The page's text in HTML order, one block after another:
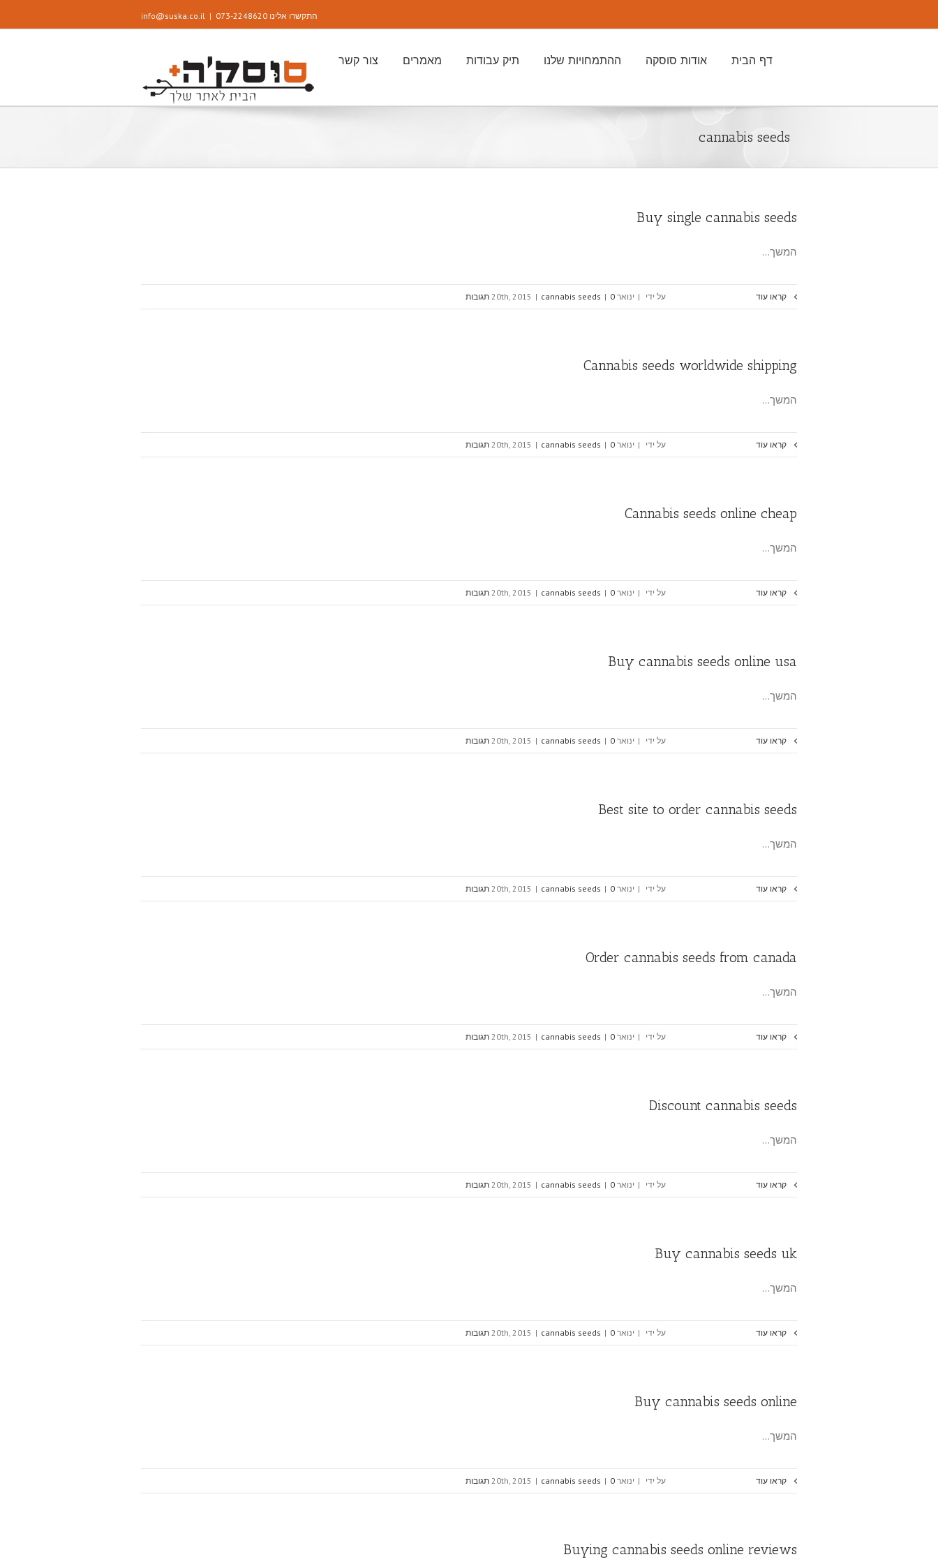
התקשרו אלינו 073-2248620 |
info@suska.co.il
דף הבית אודות סוסקה ההתמחויות שלנו תיק עבודות מאמרים צור קשר
cannabis seeds
Buy single cannabis seeds
המשך…
על ידי | ינואר 20th, 2015 | cannabis seeds | 0 תגובות קראו עוד
Cannabis seeds worldwide shipping
המשך…
על ידי | ינואר 20th, 2015 | cannabis seeds | 0 תגובות קראו עוד
Cannabis seeds online cheap
המשך…
על ידי | ינואר 20th, 2015 | cannabis seeds | 0 תגובות קראו עוד
Buy cannabis seeds online usa
המשך…
על ידי | ינואר 20th, 2015 | cannabis seeds | 0 תגובות קראו עוד
Best site to order cannabis seeds
המשך…
על ידי | ינואר 20th, 2015 | cannabis seeds | 0 תגובות קראו עוד
Order cannabis seeds from canada
המשך…
על ידי | ינואר 20th, 2015 | cannabis seeds | 0 תגובות קראו עוד
Discount cannabis seeds
המשך…
על ידי | ינואר 20th, 2015 | cannabis seeds | 0 תגובות קראו עוד
Buy cannabis seeds uk
המשך…
על ידי | ינואר 20th, 2015 | cannabis seeds | 0 תגובות קראו עוד
Buy cannabis seeds online
המשך…
על ידי | ינואר 20th, 2015 | cannabis seeds | 0 תגובות קראו עוד
Buying cannabis seeds online reviews